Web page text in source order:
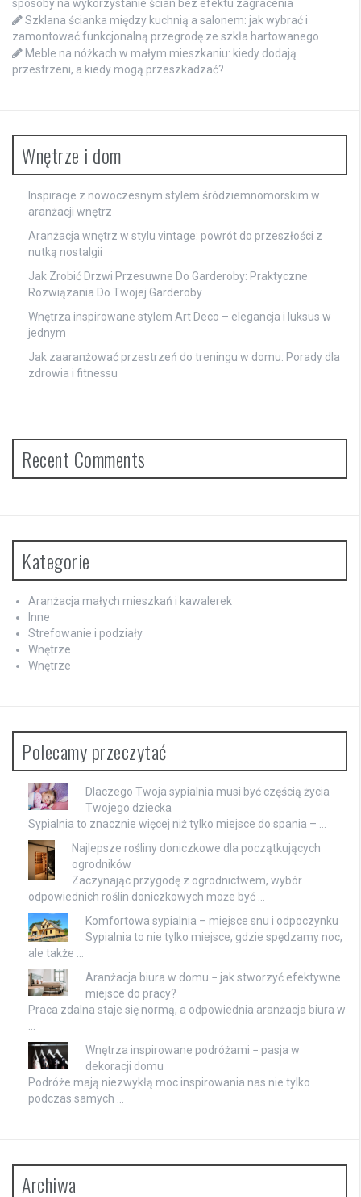
sposoby na wykorzystanie ścian bez efektu zagracenia
Szklana ścianka między kuchnią a salonem: jak wybrać i
zamontować funkcjonalną przegrodę ze szkła hartowanego
Meble na nóżkach w małym mieszkaniu: kiedy dodają
przestrzeni, a kiedy mogą przeszkadzać?
Wnętrze i dom
Inspiracje z nowoczesnym stylem śródziemnomorskim w
aranżacji wnętrz
Aranżacja wnętrz w stylu vintage: powrót do przeszłości z
nutką nostalgii
Jak Zrobić Drzwi Przesuwne Do Garderoby: Praktyczne
Rozwiązania Do Twojej Garderoby
Wnętrza inspirowane stylem Art Deco – elegancja i luksus w
jednym
Jak zaaranżować przestrzeń do treningu w domu: Porady dla
zdrowia i fitnessu
Recent Comments
Kategorie
Aranżacja małych mieszkań i kawalerek
Inne
Strefowanie i podziały
Wnętrze
Wnętrze
Polecamy przeczytać
Dlaczego Twoja sypialnia musi być częścią życia
Twojego dziecka
Sypialnia to znacznie więcej niż tylko miejsce do spania – …
Najlepsze rośliny doniczkowe dla początkujących
ogrodników
Zaczynając przygodę z ogrodnictwem, wybór
odpowiednich roślin doniczkowych może być …
Komfortowa sypialnia – miejsce snu i odpoczynku
Sypialnia to nie tylko miejsce, gdzie spędzamy noc,
ale także …
Aranżacja biura w domu − jak stworzyć efektywne
miejsce do pracy?
Praca zdalna staje się normą, a odpowiednia aranżacja biura w
Wnętrza inspirowane podróżami − pasja w
dekoracji domu
Podróże mają niezwykłą moc inspirowania nas nie tylko
podczas samych …
Archiwa